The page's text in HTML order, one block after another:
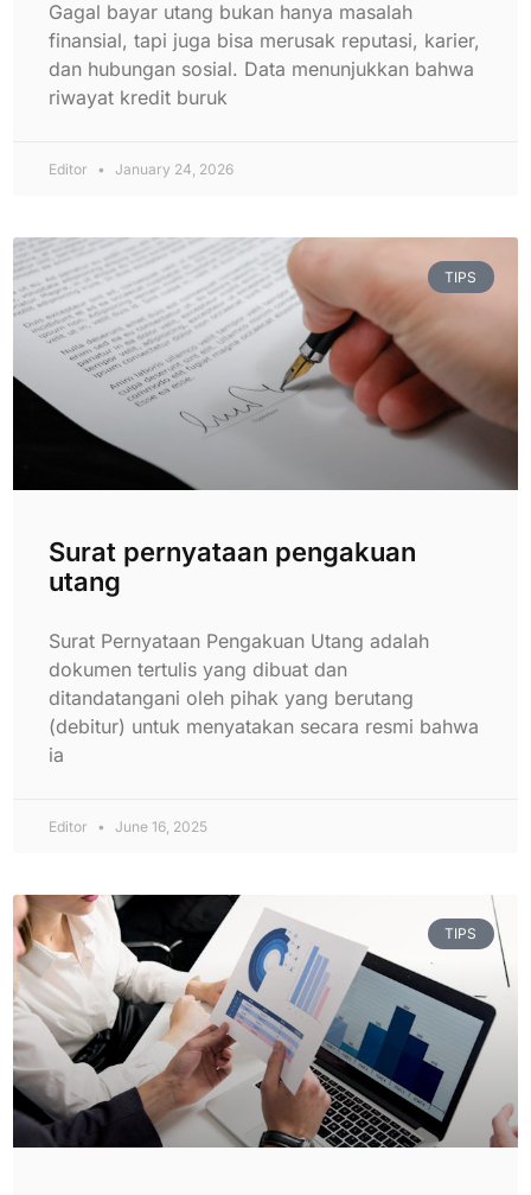
Gagal bayar utang bukan hanya masalah
finansial, tapi juga bisa merusak reputasi, karier,
dan hubungan sosial. Data menunjukkan bahwa
riwayat kredit buruk
Editor January 24, 2026
TIPS
Surat pernyataan pengakuan
utang
Surat Pernyataan Pengakuan Utang adalah
dokumen tertulis yang dibuat dan
ditandatangani oleh pihak yang berutang
(debitur) untuk menyatakan secara resmi bahwa
ia
Editor June 16, 2025
TIPS